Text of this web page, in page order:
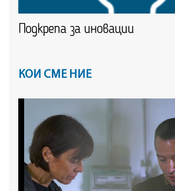
Подкрепа за иновации
КОИ СМЕ НИЕ